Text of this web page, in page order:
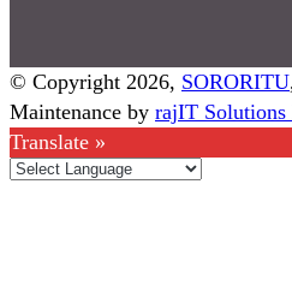
© Copyright 2026, SORORITU
Maintenance by rajIT Solutions
Translate »